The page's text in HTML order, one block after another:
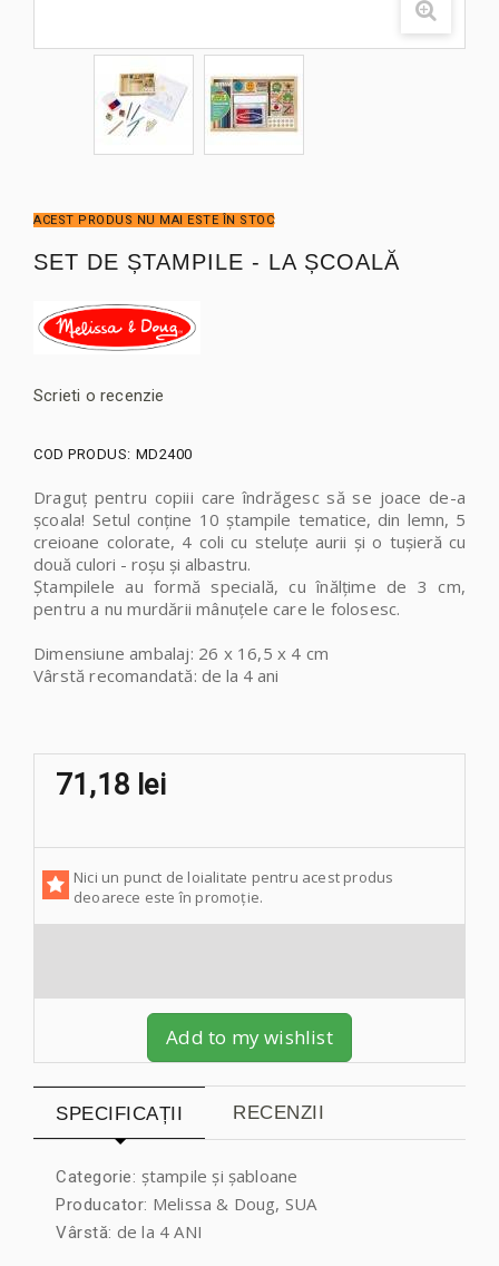
ACEST PRODUS NU MAI ESTE ÎN STOC
SET DE ȘTAMPILE - LA ȘCOALĂ
Scrieti o recenzie
COD PRODUS: MD2400
Draguț pentru copiii care îndrăgesc să se joace de-a
școala!Setul conține 10 ștampile tematice, din lemn, 5
creioane colorate, 4 coli cu steluțe aurii și o tușieră cu
două culori - roșu și albastru.
Ștampilele au formă specială, cu înălțime de 3 cm,
pentru a nu murdării mânuțele care le folosesc.
Dimensiune ambalaj: 26 x 16,5 x 4 cm
Vârstă recomandată: de la 4 ani
71,18 lei
Nici un punct de loialitate pentru acest produs
deoarece este în promoție.
Add to my wishlist
SPECIFICAȚII RECENZII
Categorie: ștampile și șabloane
Producator: Melissa & Doug, SUA
Vârstă: de la 4 ANI